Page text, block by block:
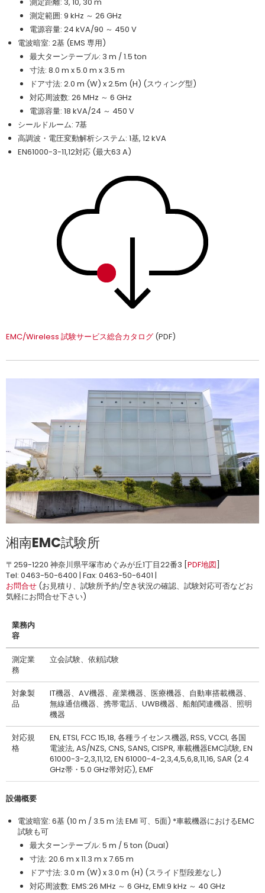
測定範囲: 9 kHz ～ 26 GHz
電源容量: 24 kVA/90 ～ 450 V
電波暗室: 2基 (EMS 専用)
最大ターンテーブル: 3 m / 1.5 ton
寸法: 8.0 m x 5.0 m x 3.5 m
ドア寸法: 2.0 m (W) x 2.5m (H) (スウィング型)
対応周波数: 26 MHz ～ 6 GHz
電源容量: 18 kVA/24 ～ 450 V
シールドルーム: 7基
高調波・電圧変動解析システム: 1基, 12 kVA
EN61000-3-11,12対応 (最大63 A)
EMC/Wireless 試験サービス総合カタログ (PDF)
湘南EMC試験所
〒259-1220 神奈川県平塚市めぐみが丘1丁目22番3 [PDF地図]
Tel: 0463-50-6400 | Fax: 0463-50-6401 |
お問合せ (お見積り、試験所予約/空き状況の確認、試験対応可否などお
気軽にお問合せ下さい)
業務内
容
測定業
務
立会試験、依頼試験
対象製
品
IT機器、AV機器、産業機器、医療機器、自動車搭載機器、
無線通信機器、携帯電話、UWB機器、船舶関連機器、照明
機器
対応規
格
EN, ETSI, FCC 15,18, 各種ライセンス機器, RSS, VCCI, 各国
電波法, AS/NZS, CNS, SANS, CISPR, 車載機器EMC試験, EN
61000-3-2,3,11,12, EN 61000-4-2,3,4,5,6,8,11,16, SAR (2.4
GHz帯・5.0 GHz帯対応), EMF
設備概要
電波暗室: 6基 (10 m / 3.5 m 法 EMI 可、5面) *車載機器におけるEMC
試験も可
最大ターンテーブル: 5 m / 5 ton (Dual)
寸法: 20.6 m x 11.3 m x 7.65 m
ドア寸法: 3.0 m (W) x 3.0 m (H) (スライド型段差なし)
対応周波数: EMS:26 MHz ～ 6 GHz, EMI:9 kHz ～ 40 GHz